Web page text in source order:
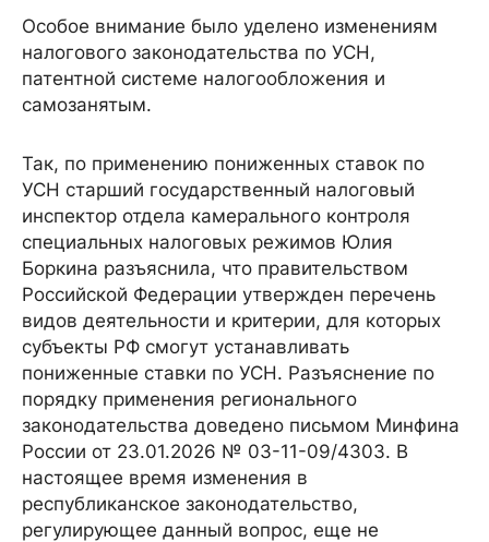
Особое внимание было уделено изменениям
налогового законодательства по УСН,
патентной системе налогообложения и
самозанятым.
Так, по применению пониженных ставок по
УСН старший государственный налоговый
инспектор отдела камерального контроля
специальных налоговых режимов Юлия
Боркина разъяснила, что правительством
Российской Федерации утвержден перечень
видов деятельности и критерии, для которых
субъекты РФ смогут устанавливать
пониженные ставки по УСН. Разъяснение по
порядку применения регионального
законодательства доведено письмом Минфина
России от 23.01.2026 № 03-11-09/4303. В
настоящее время изменения в
республиканское законодательство,
регулирующее данный вопрос, еще не